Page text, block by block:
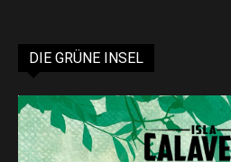
DIE GRÜNE INSEL